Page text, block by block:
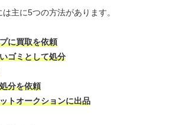
主に5つの方法があります。
に買取を依頼
ゴミとして処分
分を依頼
トオークションに出品